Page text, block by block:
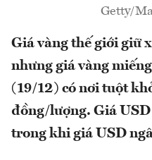
Getty/
Giá vàng thế giới giữ
nhưng giá vàng
(19/12) có nơi tuột
đồng/lượng. Giá
trong khi giá USD